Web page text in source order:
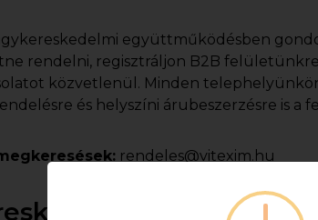
együttműködésben
rendelni, regisztráljon B2B
közvetlenül. Minden
és helyszíni árubeszerzésre is a
rendeles@vitexim.hu
képviselői